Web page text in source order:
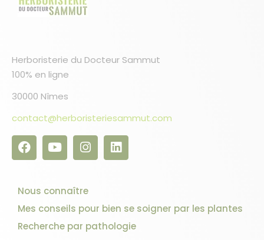
Herboristerie du Docteur Sammut
100% en ligne
30000 Nîmes
contact@herboristeriesammut.com
Nous connaître
Mes conseils pour bien se soigner par les plantes
Recherche par pathologie